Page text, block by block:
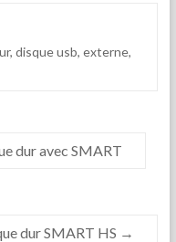
, disque usb, externe,
dur avec SMART
dur SMART HS →